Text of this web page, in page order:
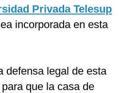
Privada Telesup
incorporada en esta
defensa legal de esta
que la casa de